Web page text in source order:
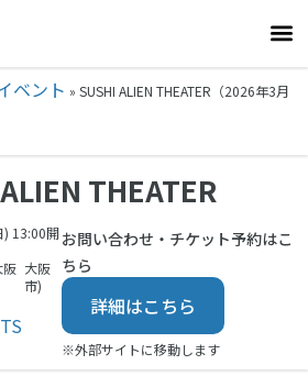
ベント » SUSHI ALIEN THEATER（2026年3月
THEATER
) 13:00開
阪 大阪
市)
お問い合わせ・チケット予約はこ
ちら
詳細はこちら
※外部サイトに移動します